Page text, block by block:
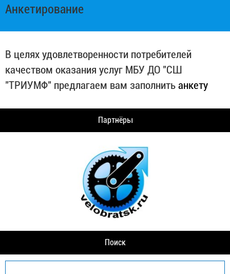
Анкетирование
В целях удовлетворенности потребителей
качеством оказания услуг МБУ ДО "СШ
"ТРИУМФ" предлагаем вам заполнить анкету
Партнёры
Поиск